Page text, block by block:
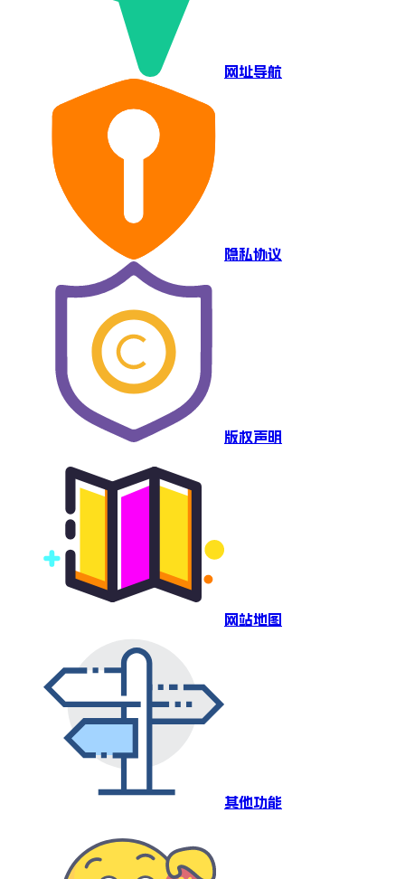
网址导航
隐私协议
版权声明
网站地图
其他功能